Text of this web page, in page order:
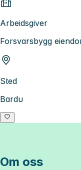
Arbeidsgiver
Forsvarsbygg
Sted
Bardu
Om oss